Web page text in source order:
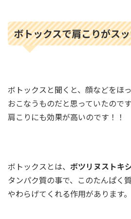
ボトックスで肩こりがス
ボトックスと聞くと、顔などをほ
おこなうものだと思っていたので
肩こりにも効果が高いのです！！
ボトックスとは、 ボツリヌストキ
タンパク質の事で、このたんぱく
やわらげてくれる作用があります。